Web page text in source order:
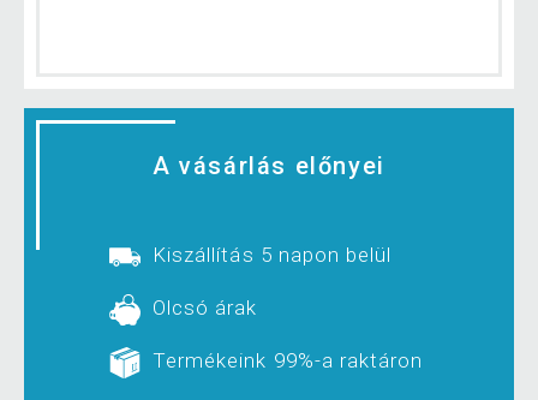
A vásárlás előnyei
Kiszállítás 5 napon belül
Olcsó árak
Termékeink 99%-a raktáron